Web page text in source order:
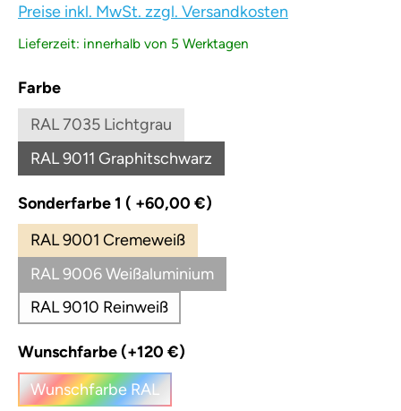
Preise inkl. MwSt. zzgl. Versandkosten
Lieferzeit: innerhalb von 5 Werktagen
Farbeauswählen
RAL 7035 Lichtgrau
(Diese Option ist zurzeit nicht verfügbar.)
RAL 9011 Graphitschwarz
(Diese Option ist zurzeit nicht verfügbar.)
Sonderfarbe 1 ( +60,00 €)
RAL 9001 Cremeweiß
RAL 9006 Weißaluminium
RAL 9010 Reinweiß
Wunschfarbe (+120 €)
Wunschfarbe RAL
(Diese Option ist zurzeit nicht verfügbar.)